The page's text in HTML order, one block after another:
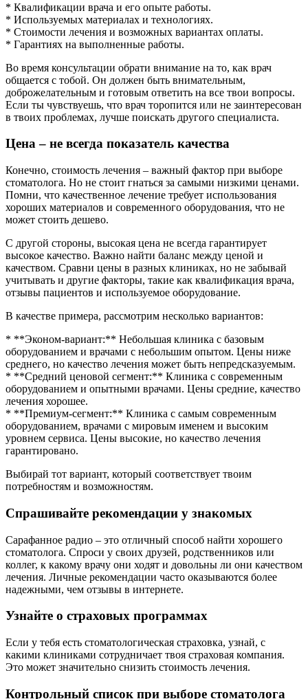
* Квалификации врача и его опыте работы.
* Используемых материалах и технологиях.
* Стоимости лечения и возможных вариантах оплаты.
* Гарантиях на выполненные работы.
Во время консультации обрати внимание на то, как врач
общается с тобой. Он должен быть внимательным,
доброжелательным и готовым ответить на все твои вопросы.
Если ты чувствуешь, что врач торопится или не заинтересован
в твоих проблемах, лучше поискать другого специалиста.
Цена – не всегда показатель качества
Конечно, стоимость лечения – важный фактор при выборе
стоматолога. Но не стоит гнаться за самыми низкими ценами.
Помни, что качественное лечение требует использования
хороших материалов и современного оборудования, что не
может стоить дешево.
С другой стороны, высокая цена не всегда гарантирует
высокое качество. Важно найти баланс между ценой и
качеством. Сравни цены в разных клиниках, но не забывай
учитывать и другие факторы, такие как квалификация врача,
отзывы пациентов и используемое оборудование.
В качестве примера, рассмотрим несколько вариантов:
* **Эконом-вариант:** Небольшая клиника с базовым
оборудованием и врачами с небольшим опытом. Цены ниже
среднего, но качество лечения может быть непредсказуемым.
* **Средний ценовой сегмент:** Клиника с современным
оборудованием и опытными врачами. Цены средние, качество
лечения хорошее.
* **Премиум-сегмент:** Клиника с самым современным
оборудованием, врачами с мировым именем и высоким
уровнем сервиса. Цены высокие, но качество лечения
гарантировано.
Выбирай тот вариант, который соответствует твоим
потребностям и возможностям.
Спрашивайте рекомендации у знакомых
Сарафанное радио – это отличный способ найти хорошего
стоматолога. Спроси у своих друзей, родственников или
коллег, к какому врачу они ходят и довольны ли они качеством
лечения. Личные рекомендации часто оказываются более
надежными, чем отзывы в интернете.
Узнайте о страховых программах
Если у тебя есть стоматологическая страховка, узнай, с
какими клиниками сотрудничает твоя страховая компания.
Это может значительно снизить стоимость лечения.
Контрольный список при выборе стоматолога